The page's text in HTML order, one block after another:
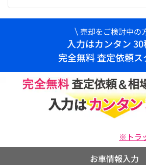
売却をご検討中の
入力はカンタン 30
完全無料 査定依頼ス
※トラ
お車情報入力